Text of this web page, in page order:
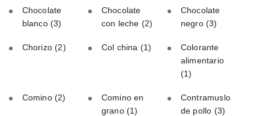
Chocolate
blanco (3)
Chocolate
con leche (2)
Chocolate
negro(3)
Chorizo(2) Col china (1)
Colorante
alimentario
(1)
Comino (2)
Comino en
grano (1)
Contramuslo
de pollo (3)